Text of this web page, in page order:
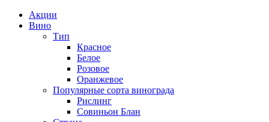
Акции
Вино
Тип
Красное
Белое
Розовое
Оранжевое
Популярные сорта винограда
Рислинг
Совиньон Блан